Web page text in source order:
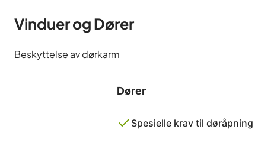
Vinduer og Dører
Beskyttelse av dørkarm
Dører
Spesielle krav til døråpning